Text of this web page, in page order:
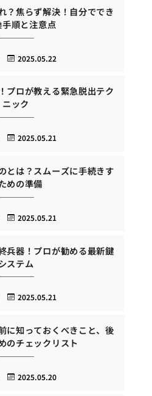
？焦らず解決！自分ででき
手順と注意点
2025.05.22
プロが教える緊急脱出テク
ニック
2025.05.21
とは？スムーズに手続きす
めの準備
2025.05.21
兵器！プロが勧める最新鍵
ステム
2025.05.21
に知っておくべきこと、後
のチェックリスト
2025.05.20